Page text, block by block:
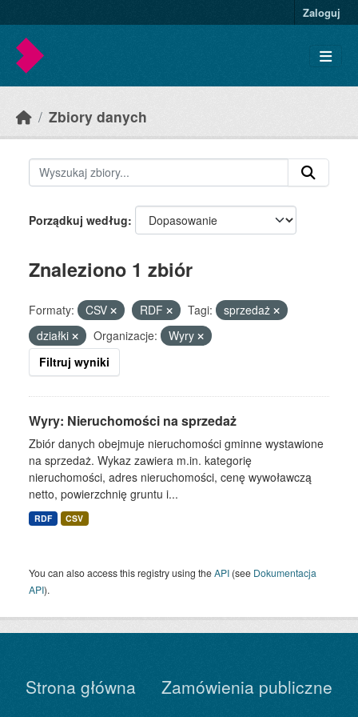
Zaloguj
Zbiory danych
Porządkuj według
Znaleziono 1 zbiór
Formaty: CSV RDF Tagi:
sprzedaż
działki
Organizacje:
Wyry
Filtruj wyniki
Wyry: Nieruchomości na sprzedaż
Zbiór danych obejmuje nieruchomości gminne wystawione
na sprzedaż. Wykaz zawiera m.in. kategorię
nieruchomości, adres nieruchomości, cenę wywoławczą
netto, powierzchnię gruntu i...
RDF CSV
You can also access this registry using theAPI (see Dokumentacja
API).
Strona główna
Zamówienia publiczne